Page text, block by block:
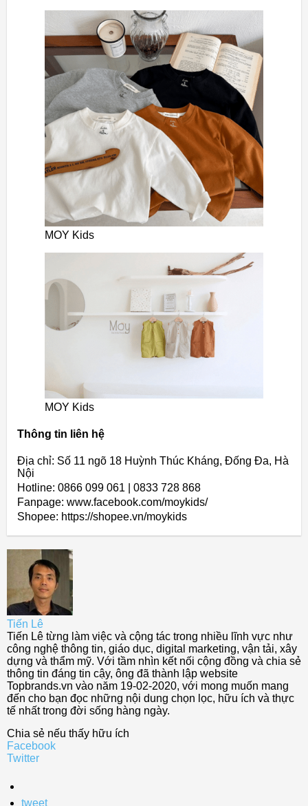
MOY Kids
MOY Kids
Thông tin liên hệ
Địa chỉ: Số 11 ngõ 18 Huỳnh Thúc Kháng, Đống Đa, Hà
Nội
Hotline: 0866 099 061 | 0833 728 868
Fanpage: www.facebook.com/moykids/
Shopee: https://shopee.vn/moykids
Tiến Lê
Tiến Lê từng làm việc và cộng tác trong nhiều lĩnh vực như
công nghệ thông tin, giáo dục, digital marketing, vận tải, xây
dựng và thẩm mỹ. Với tầm nhìn kết nối cộng đồng và chia sẻ
thông tin đáng tin cậy, ông đã thành lập website
Topbrands.vn vào năm 19-02-2020, với mong muốn mang
đến cho bạn đọc những nội dung chọn lọc, hữu ích và thực
tế nhất trong đời sống hàng ngày.
Chia sẻ nếu thấy hữu ích
Facebook
Twitter
tweet